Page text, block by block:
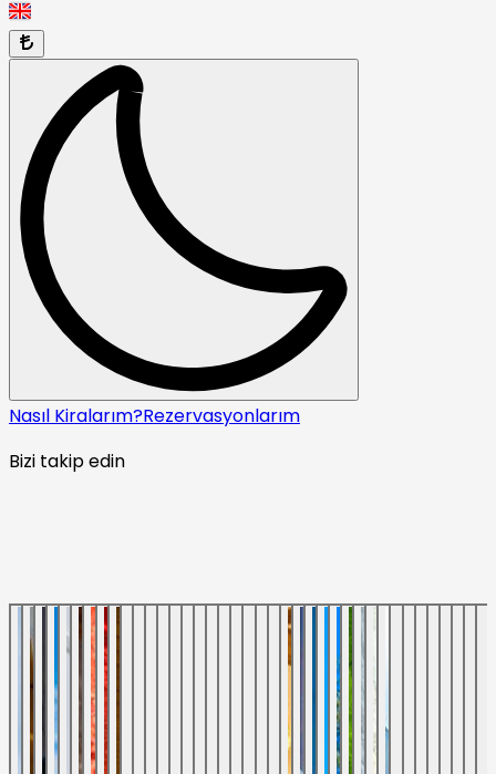
Nasıl Kiralarım?Rezervasyonlarım
Bizi takip edin